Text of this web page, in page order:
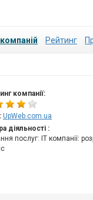
Рейтинг
компанії:
UpWeb.com.ua
діяльності :
послуг: IT компанії: